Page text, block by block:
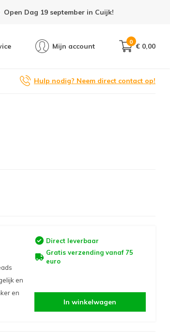
Open Dag 19 september in Cuijk!
Mijn account
0
€ 0,00
Hulp nodig? Neem direct contact op!
en
en
Direct leverbaar
Gratis verzending vanaf 75
euro
In winkelwagen